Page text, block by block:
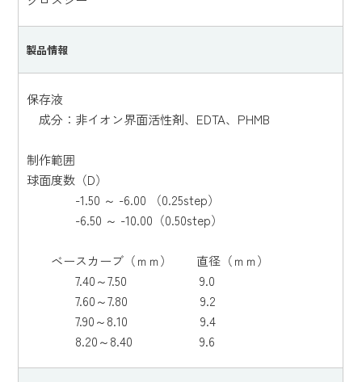
製品情報
保存液
成分：非イオン界面活性剤、EDTA、PHMB
制作範囲
球面度数（D）
-1.50 ～ -6.00 （0.25step）
-6.50 ～ -10.00（0.50step）
ベースカーブ（ｍｍ） 直径（ｍｍ）
7.40～7.50 9.0
7.60～7.80 9.2
7.90～8.10 9.4
8.20～8.40 9.6